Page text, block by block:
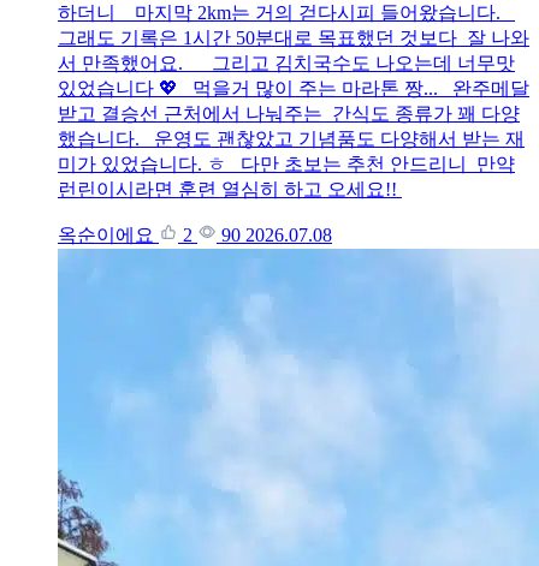
하더니 마지막 2km는 거의 걷다시피 들어왔습니다.
그래도 기록은 1시간 50분대로 목표했던 것보다 잘 나와
서 만족했어요. 그리고 김치국수도 나오는데 너무맛
있었습니다 💖 먹을거 많이 주는 마라톤 짱... 완주메달
받고 결승선 근처에서 나눠주는 간식도 종류가 꽤 다양
했습니다. 운영도 괜찮았고 기념품도 다양해서 받는 재
미가 있었습니다. ㅎ 다만 초보는 추천 안드리니 만약
런린이시라면 훈련 열심히 하고 오세요!!
옥순이에요 2 90 2026.07.08